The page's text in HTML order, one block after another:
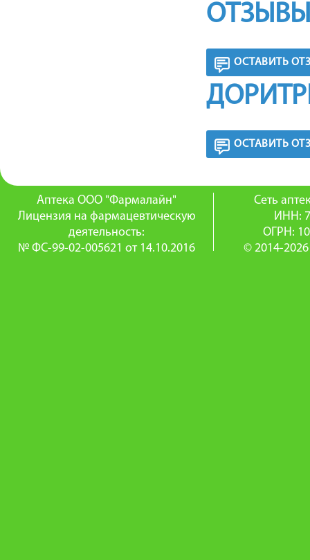
ОСТАВИТЬ
ОСТАВИТЬ
Аптека ООО "Фармалайн"
Лицензия на фармацевтическую
деятельность:
№ ФС-99-02-005621 от 14.10.2016
Сеть
ИНН:
ОГРН:
© 2014-